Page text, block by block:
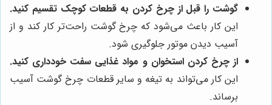
گوشت را قبل از چرخ کردن به قطعات کوچک تقسیم کنید.
این کار باعث می‌شود که چرخ گوشت راحت‌تر کار کند و از
آسیب دیدن موتور جلوگیری شود.
از چرخ کردن استخوان و مواد غذایی سفت خودداری کنید.
این کار می‌تواند به تیغه و سایر قطعات چرخ گوشت آسیب
برساند.